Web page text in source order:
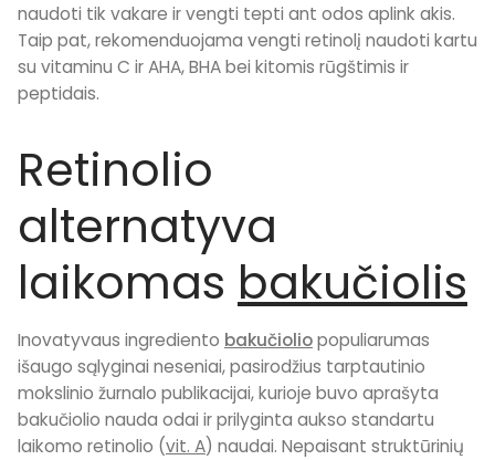
naudoti tik vakare ir vengti tepti ant odos aplink akis.
Taip pat, rekomenduojama vengti retinolį naudoti kartu
su vitaminu C ir AHA, BHA bei kitomis rūgštimis ir
peptidais.
Retinolio
alternatyva
laikomas bakučiolis
Inovatyvaus ingrediento bakučioliopopuliarumas
išaugo sąlyginai neseniai, pasirodžius tarptautinio
mokslinio žurnalo publikacijai, kurioje buvo aprašyta
bakučiolio nauda odai ir prilyginta aukso standartu
laikomo retinolio (vit. A) naudai. Nepaisant struktūrinių